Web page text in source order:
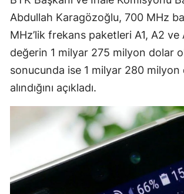
Abdullah Karagözoğlu, 700 MHz
MHz’lik frekans paketleri A1, A2
değerin 1 milyar 275 milyon dolar
sonucunda ise 1 milyar 280 milyon
alındığını açıkladı.